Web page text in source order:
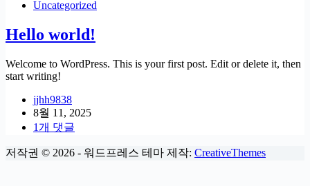
Uncategorized
Hello world!
Welcome to WordPress. This is your first post. Edit or delete it, then
start writing!
jjhh9838
8월 11, 2025
1개 댓글
저작권 © 2026 - 워드프레스 테마 제작: CreativeThemes